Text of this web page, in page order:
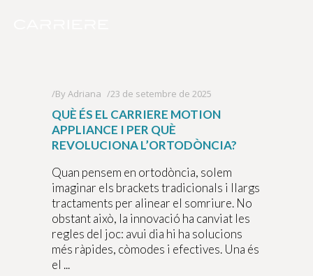
By Adriana 23 de setembre de 2025
QUÈ ÉS EL CARRIERE MOTION
APPLIANCE I PER QUÈ
REVOLUCIONA L’ORTODÒNCIA?
Quan pensem en ortodòncia, solem
imaginar els brackets tradicionals i llargs
tractaments per alinear el somriure. No
obstant això, la innovació ha canviat les
regles del joc: avui dia hi ha solucions
més ràpides, còmodes i efectives. Una és
el